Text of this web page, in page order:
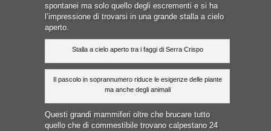
spontanei ma solo quello degli escrementi e si ha
l’impressione di trovarsi in una grande stalla a cielo
aperto.
Stalla a cielo aperto tra i faggi di Serra Crispo
Il pascolo in soprannumero riduce le esigenze delle piante
ma anche degli animali
Questi grandi mammiferi oltre che brucare tutto
quello che di commestibile trovano calpestano 24